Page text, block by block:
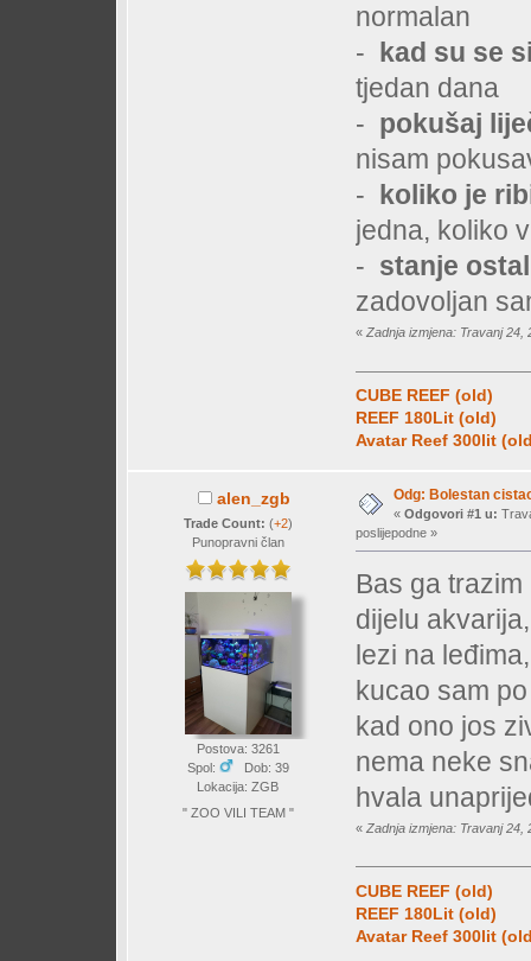
normalan
-
kad su se
tjedan dana
- pokušaj
nisam
-
koliko je
jedna, koliko
- stanje
zadovoljan
« Zadnja izmjena: Travanj 24,
CUBE REEF (old)
REEF 180Lit (old)
Avatar Reef 300lit
alen_zgb
Trade Count: (+2)
Punopravni član
Postova: 3261
Spol:
Dob: 39
Lokacija: ZGB
" ZOO VILI TEAM "
Odg: Bolestan
« Odgovori #1 u:
poslijepodne »
Bas ga
dijelu
lezi na
kucao sam
kad ono jos
nema neke
hvala
« Zadnja izmjena: Travanj 24,
CUBE REEF (old)
REEF 180Lit (old)
Avatar Reef 300lit